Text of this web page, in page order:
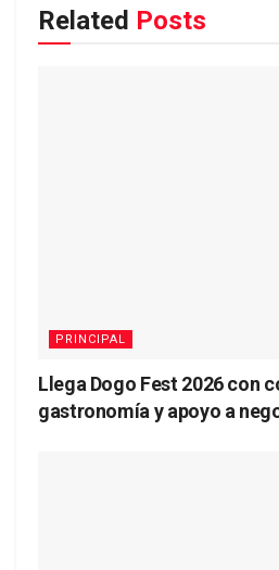
Related Posts
PRINCIPAL
Llega Dogo Fest 2026 con
gastronomía y apoyo a